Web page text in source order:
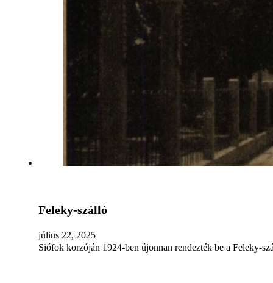
Feleky-szálló
július 22, 2025
Siófok korzóján 1924-ben újonnan rendezték be a Feleky-